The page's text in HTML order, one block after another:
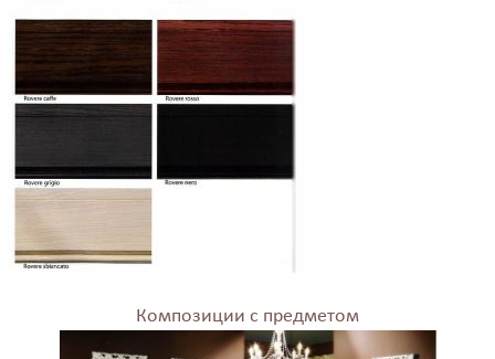
Композиции с предметом